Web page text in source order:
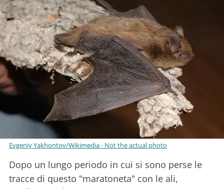
Evgeniy Yakhontov/Wikimedia - Not the actual photo
Dopo un lungo periodo in cui si sono perse le
tracce di questo "maratoneta" con le ali,